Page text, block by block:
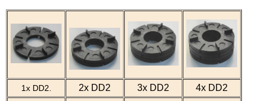
1x DD2. 2x DD2 3x DD2
4x DD2